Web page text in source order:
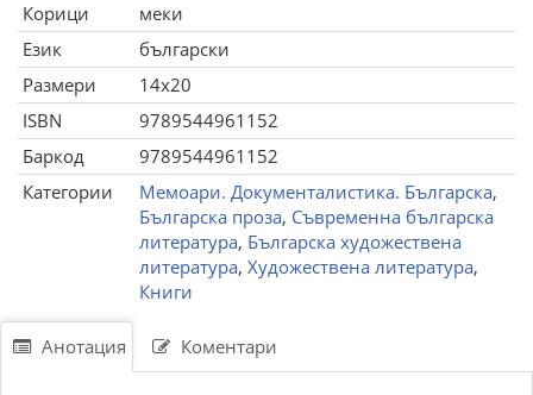
Корици
меки
Език
български
Размери
14x20
ISBN
9789544961152
Баркод
9789544961152
Категории
Мемоари. Документалистика. Българска,
Българска проза, Съвременна българска
литература, Българска художествена
литература, Художествена литература,
Книги
Анотация Коментари